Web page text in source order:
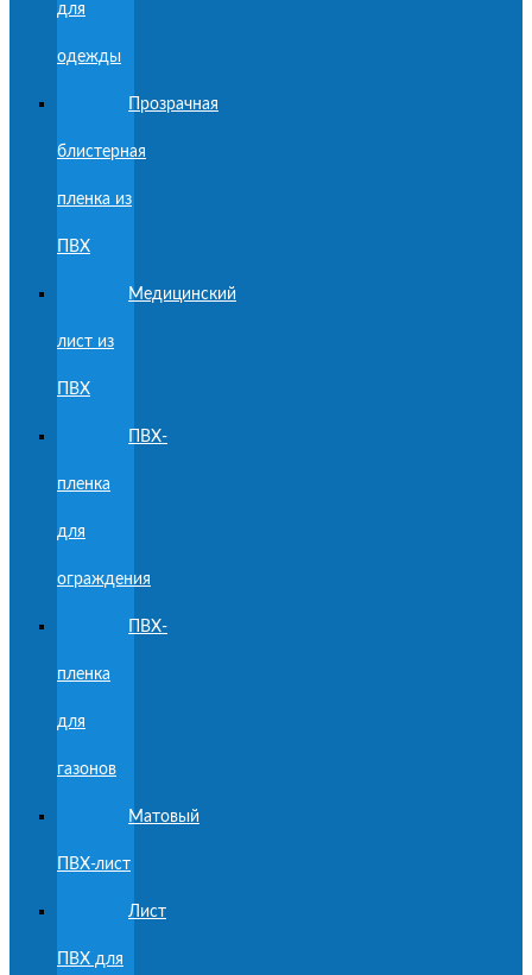
для
одежды
Прозрачная
блистерная
пленка из
ПВХ
Медицинский
лист из
ПВХ
ПВХ-
пленка
для
ограждения
ПВХ-
пленка
для
газонов
Матовый
ПВХ-лист
Лист
ПВХ для